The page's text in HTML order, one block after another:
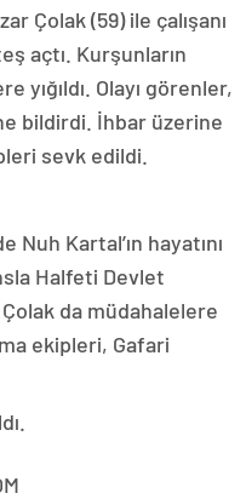
Çolak (59) ile çalışanı
açtı. Kurşunların
yığıldı. Olayı görenler,
bildirdi. İhbar üzerine
sevk edildi.
Nuh Kartal’ın hayatını
Halfeti Devlet
Çolak da müdahalelere
ekipleri, Gafari